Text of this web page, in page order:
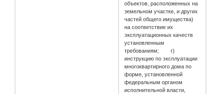
объектов, расположенных на
земельном участке, и других
частей общего имущества)
на соответствие их
эксплуатационных качеств
установленным
требованиям; г)
инструкцию по эксплуатации
многоквартирного дома по
форме, установленной
федеральным органом
исполнительной власти,